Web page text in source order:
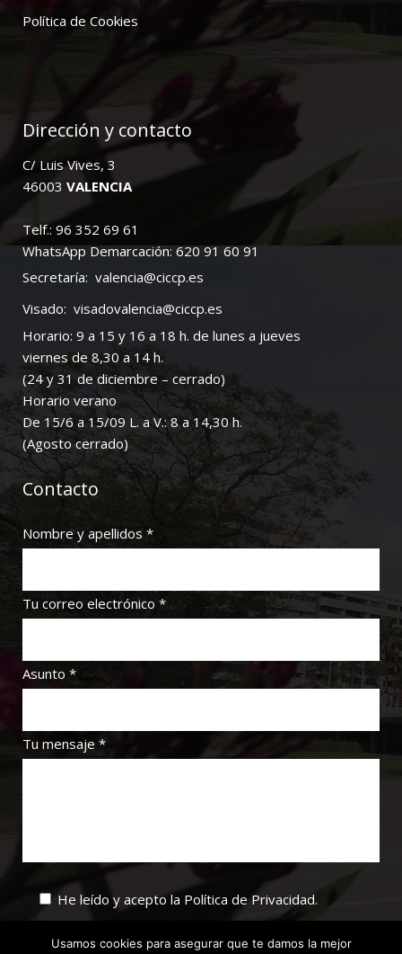
Política de Cookies
Dirección y contacto
C/ Luis Vives, 3
46003 VALENCIA
Telf.: 96 352 69 61
WhatsApp Demarcación: 620 91 60 91
Secretaría: valencia@ciccp.es
Visado: visadovalencia@ciccp.es
Horario: 9 a 15 y 16 a 18 h. de lunes a jueves
viernes de 8,30 a 14 h.
(24 y 31 de diciembre – cerrado)
Horario verano
De 15/6 a 15/09 L. a V.: 8 a 14,30 h.
(Agosto cerrado)
Contacto
Nombre y apellidos *
Tu correo electrónico *
Asunto *
Tu mensaje *
He leído y acepto la Política de Privacidad.
Usamos cookies para asegurar que te damos la mejor